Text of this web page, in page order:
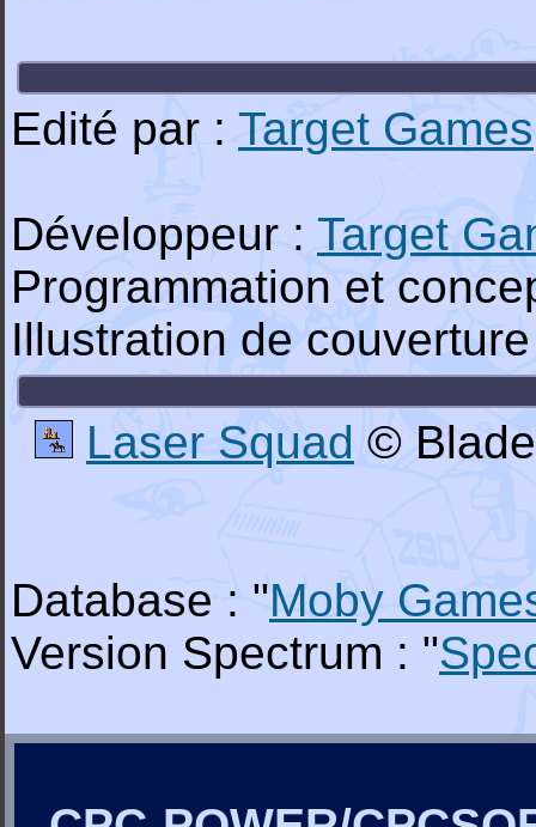
Edité par : Target Games
Développeur : Target
Programmation et
Illustration de
Laser Squad ©
Database : "Moby
Version Spectrum : "